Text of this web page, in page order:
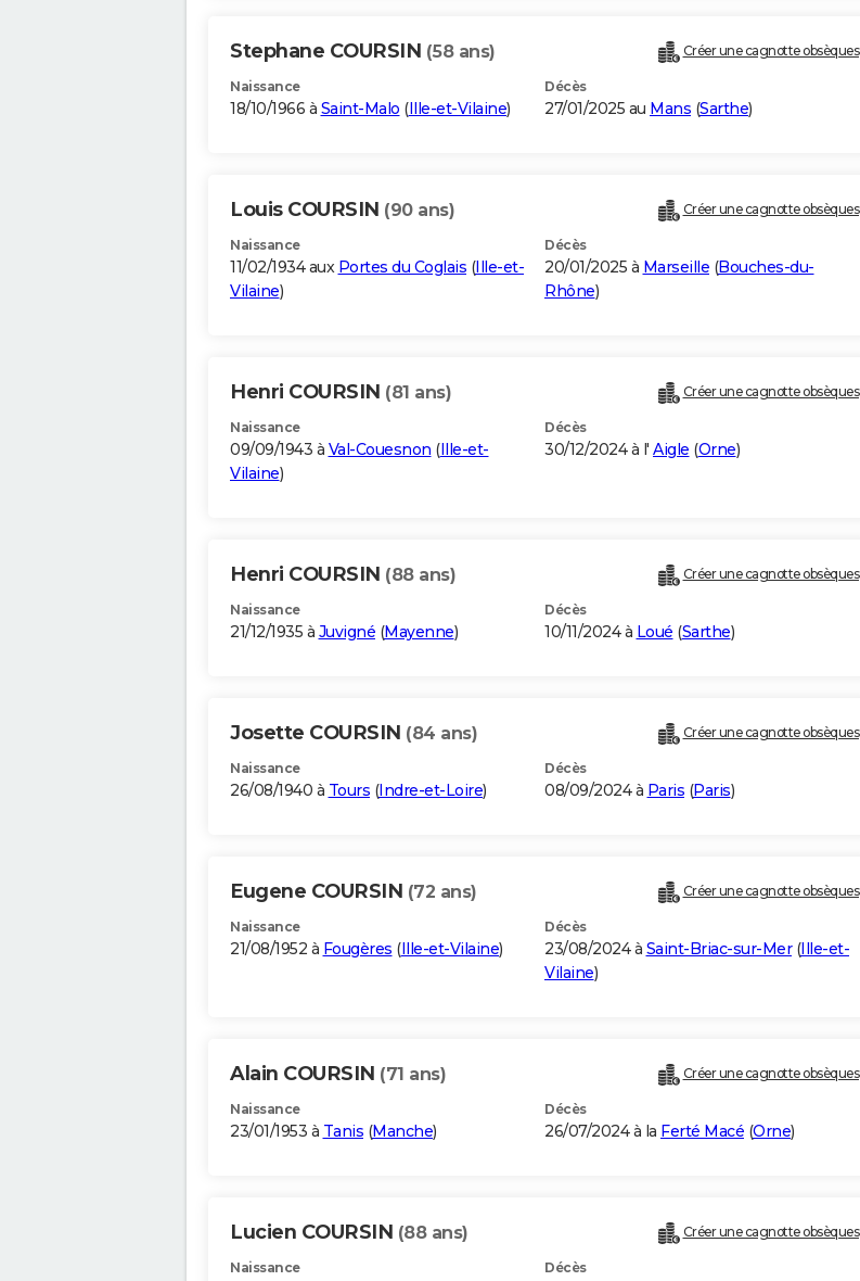
Stephane COURSIN (58 ans) Créer une cagnotte obsèques
Naissance
18/10/1966 à Saint-Malo (Ille-et-Vilaine)
Décès
27/01/2025 au Mans (Sarthe)
Louis COURSIN (90 ans) Créer une cagnotte obsèques
Naissance
11/02/1934 aux Portes du Coglais (Ille-et-
Vilaine)
Décès
20/01/2025 à Marseille (Bouches-du-
Rhône)
Henri COURSIN (81 ans) Créer une cagnotte obsèques
Naissance
09/09/1943 à Val-Couesnon (Ille-et-
Vilaine)
Décès
30/12/2024 à l' Aigle (Orne)
Henri COURSIN (88 ans) Créer une cagnotte obsèques
Naissance
21/12/1935 à Juvigné (Mayenne)
Décès
10/11/2024 à Loué (Sarthe)
Josette COURSIN (84 ans) Créer une cagnotte obsèques
Naissance
26/08/1940 à Tours (Indre-et-Loire)
Décès
08/09/2024 à Paris (Paris)
Eugene COURSIN (72 ans) Créer une cagnotte obsèques
Naissance
21/08/1952 à Fougères (Ille-et-Vilaine)
Décès
23/08/2024 à Saint-Briac-sur-Mer(Ille-et-
Vilaine)
Alain COURSIN (71 ans) Créer une cagnotte obsèques
Naissance
23/01/1953 à Tanis (Manche)
Décès
26/07/2024 à la Ferté Macé (Orne)
Lucien COURSIN (88 ans) Créer une cagnotte obsèques
Naissance Décès